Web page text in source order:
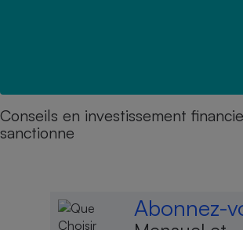
Conseils en investissement
sanctionne
Abonnez-